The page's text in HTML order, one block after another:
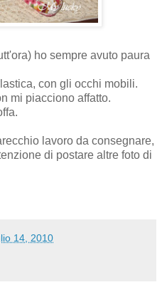
ho sempre avuto paura
con gli occhi mobili.
mi piacciono affatto.
lavoro da consegnare,
di postare altre foto di
14, 2010